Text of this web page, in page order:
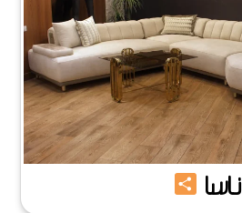
ناسا Share